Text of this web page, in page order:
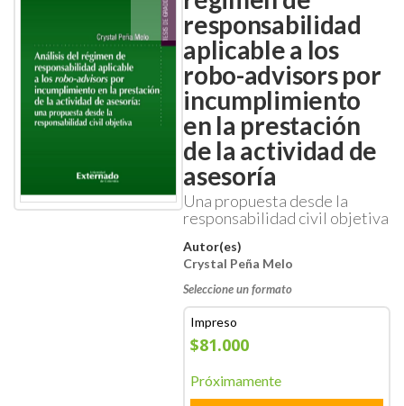
responsabilidad
aplicable a los
robo-advisors por
incumplimiento
en la prestación
de la actividad de
asesoría
Una propuesta desde la
responsabilidad civil objetiva
Autor(es)
Crystal Peña Melo
Seleccione un formato
Impreso
$81.000
Próximamente
images
gallery
images
gallery